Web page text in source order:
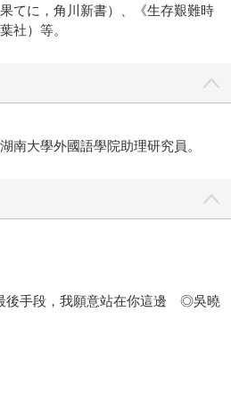
てに，角川新書）、《生存艱難時
社）等。
南大學外國語學院助理研究員。
後手段，我願意站在你這邊 ◎吳曉